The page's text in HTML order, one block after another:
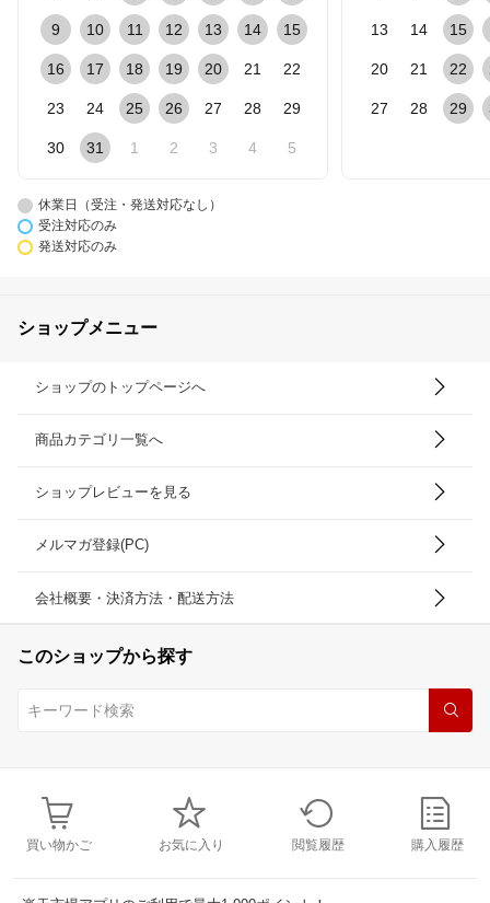
9 10 11 12 13 14 15
16 17 18 19 20 21 22
23 24 25 26 27 28 29
30 31 1 2 3 4 5
13 14 15
20 21 22
27 28 29
休業日（受注・発送対応なし）
受注対応のみ
発送対応のみ
ショップメニュー
ショップのトップページへ
商品カテゴリ一覧へ
ショップレビューを見る
メルマガ登録(PC)
会社概要・決済方法・配送方法
このショップから探す
買い物かご お気に入り 閲覧履歴 購入履歴